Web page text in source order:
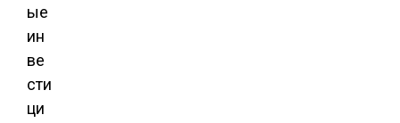
ые
ин
ве
сти
ци